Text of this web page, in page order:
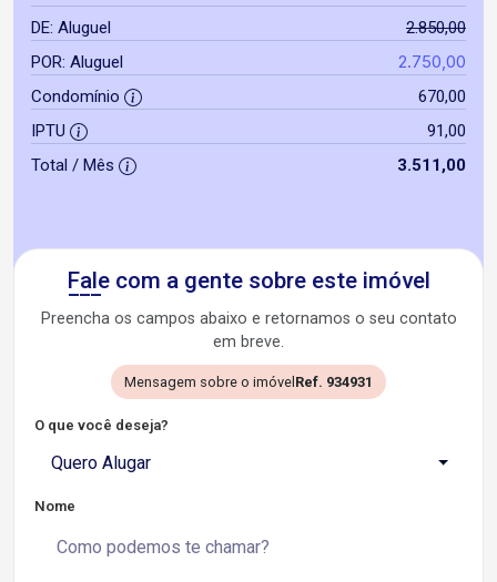
DE: Aluguel
2.850,00
POR: Aluguel
2.750,00
Condomínio
670,00
IPTU
91,00
Total / Mês
3.511,00
Fale com a gente sobre este imóvel
Preencha os campos abaixo e retornamos o seu contato
em breve.
Mensagem sobre o imóvel Ref. 934931
O que você deseja?
Quero Alugar
Nome